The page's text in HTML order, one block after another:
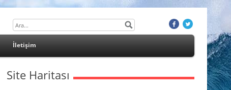
İletişim
Site Haritası